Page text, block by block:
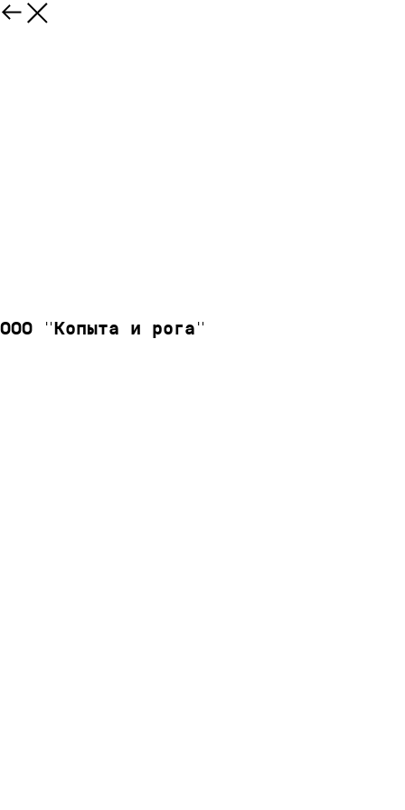
ООО "Копыта и рога"